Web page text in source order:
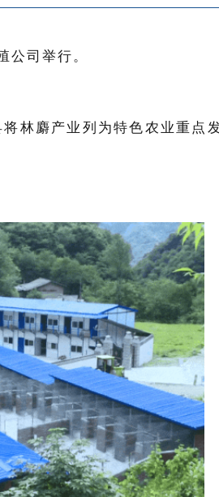
公司 举行。
林麝产业列为特色农业重点